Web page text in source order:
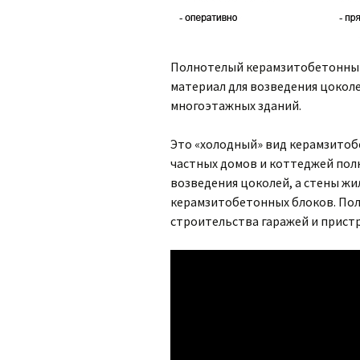
Полнотелый
материал для возведения
многоэтажных зданий.
Это «холодный» вид
частных домов и коттеджей
возведения цоколей, а стены
керамзитобетонных блоков.
строительства гаражей и